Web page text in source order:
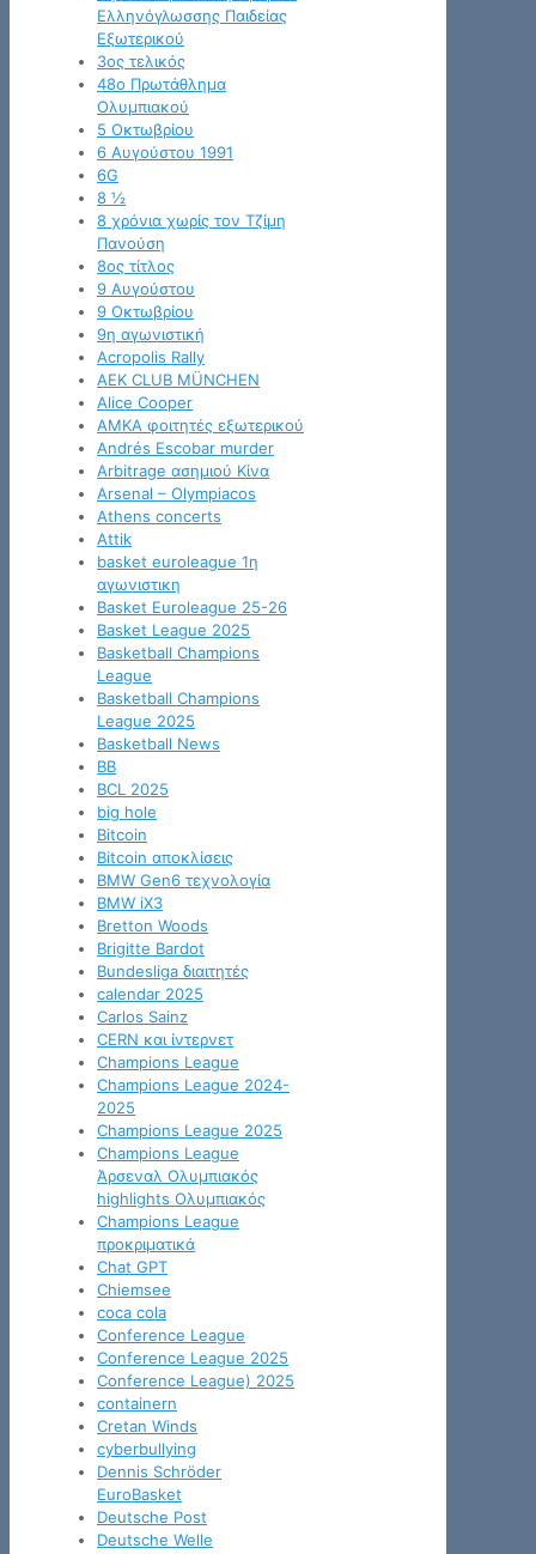
Ελληνόγλωσσης Παιδείας
Εξωτερικού
3ος τελικός
48ο Πρωτάθλημα
Ολυμπιακού
5 Οκτωβρίου
6 Αυγούστου 1991
6G
8 ½
8 χρόνια χωρίς τον Τζίμη
Πανούση
8ος τίτλος
9 Αυγούστου
9 Οκτωβρίου
9η αγωνιστική
Acropolis Rally
AEK CLUB MÜNCHEN
Alice Cooper
AMKA φοιτητές εξωτερικού
Andrés Escobar murder
Arbitrage ασημιού Κίνα
Arsenal – Olympiacos
Athens concerts
Attik
basket euroleague 1η
αγωνιστικη
Basket Euroleague 25-26
Basket League 2025
Basketball Champions
League
Basketball Champions
League 2025
Basketball News
BB
BCL 2025
big hole
Bitcoin
Bitcoin αποκλίσεις
BMW Gen6 τεχνολογία
BMW iX3
Bretton Woods
Brigitte Bardot
Bundesliga διαιτητές
calendar 2025
Carlos Sainz
CERN και ίντερνετ
Champions League
Champions League 2024-
2025
Champions League 2025
Champions League
Άρσεναλ Ολυμπιακός
highlights Ολυμπιακός
Champions League
προκριματικά
Chat GPT
Chiemsee
coca cola
Conference League
Conference League 2025
Conference League) 2025
containern
Cretan Winds
cyberbullying
Dennis Schröder
EuroBasket
Deutsche Post
Deutsche Welle